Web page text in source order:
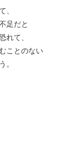
、
足だと
れて、
ことのない
。